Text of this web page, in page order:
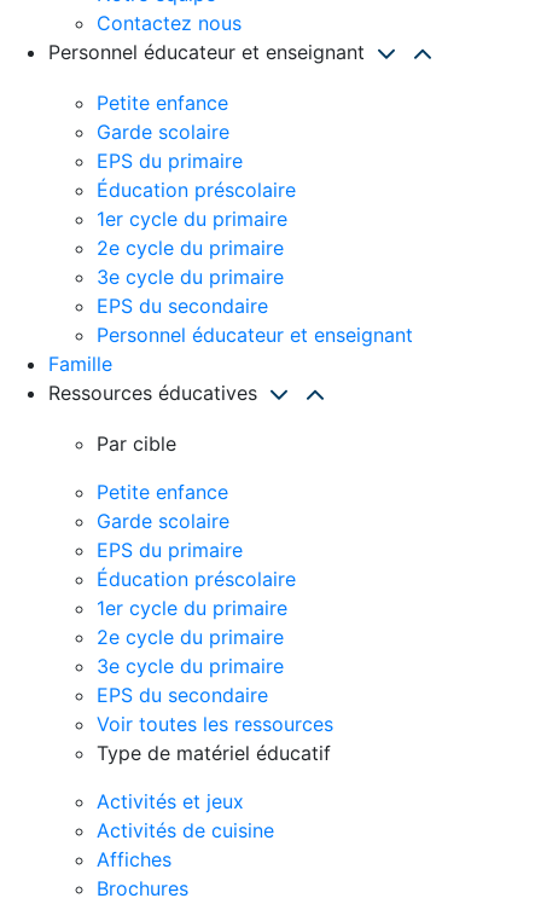
Contactez nous
Personnel éducateur et enseignant
Petite enfance
Garde scolaire
EPS du primaire
Éducation préscolaire
1er cycle du primaire
2e cycle du primaire
3e cycle du primaire
EPS du secondaire
Personnel éducateur et enseignant
Famille
Ressources éducatives
Par cible
Petite enfance
Garde scolaire
EPS du primaire
Éducation préscolaire
1er cycle du primaire
2e cycle du primaire
3e cycle du primaire
EPS du secondaire
Voir toutes les ressources
Type de matériel éducatif
Activités et jeux
Activités de cuisine
Affiches
Brochures